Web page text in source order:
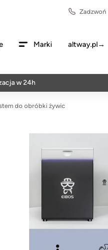
Zadzwoń
Marki altway.pl→
24h
do obróbki żywic